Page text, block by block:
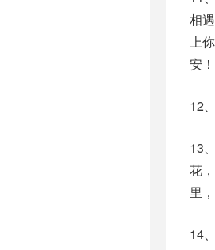
相
上
安！
12
13
花
里
14